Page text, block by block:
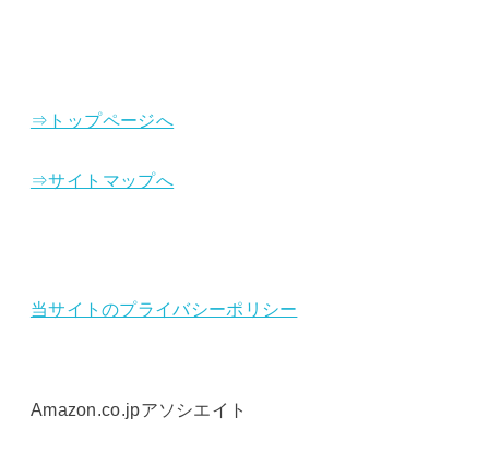
⇒トップページへ
⇒サイトマップへ
当サイトのプライバシーポリシー
Amazon.co.jpアソシエイト